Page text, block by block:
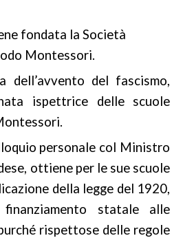
fondata la Società
Montessori.
dell’avvento del fascismo,
ispettrice delle scuole
personale col Ministro
ottiene per le sue scuole
della legge del 1920,
statale alle
rispettose delle regole